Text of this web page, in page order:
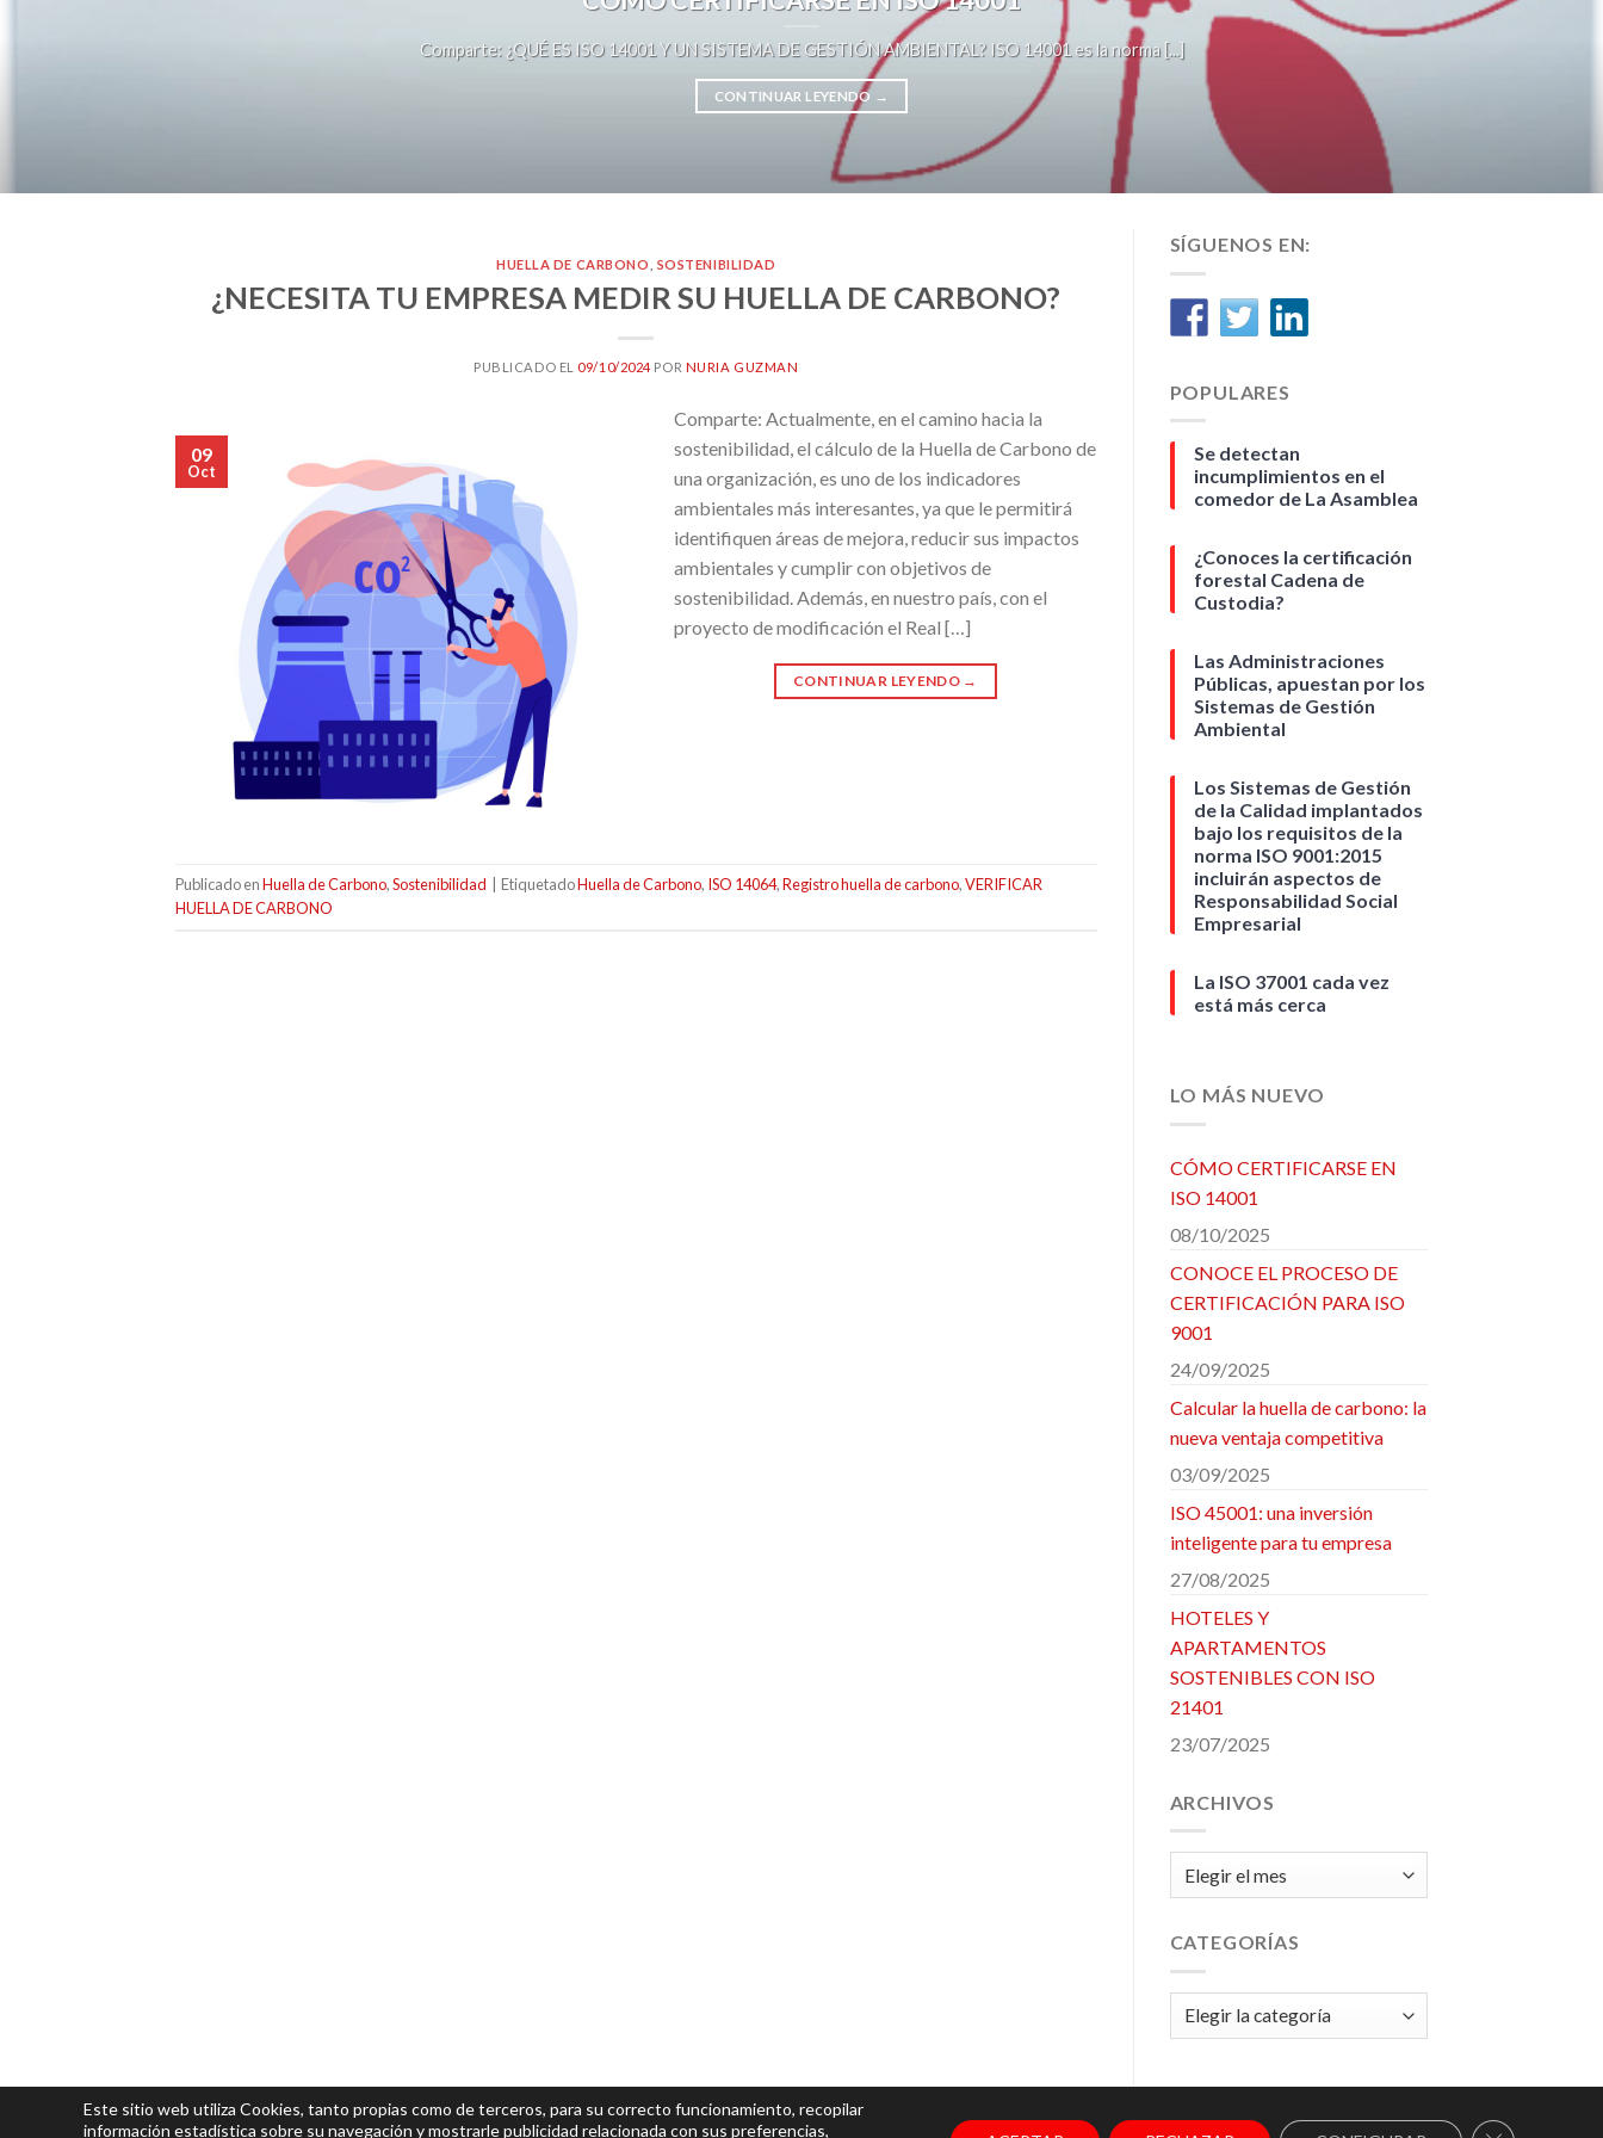
Comparte: ¿QUÉ ES ISO 14001 Y UN SISTEMA DE GESTIÓN AMBIENTAL? ISO 14001 es la norma [...]
CONTINUAR LEYENDO →
HUELLA DE CARBONO SOSTENIBILIDAD
¿NECESITA TU EMPRESA MEDIR SU HUELLA DE CARBONO?
PUBLICADO EL 09/10/2024POR NURIA GUZMAN
09
Oct
Comparte: Actualmente, en el camino hacia la
sostenibilidad, el cálculo de la Huella de Carbono de
una organización, es uno de los indicadores
ambientales más interesantes, ya que le permitirá
identifiquen áreas de mejora, reducir sus impactos
ambientales y cumplir con objetivos de
sostenibilidad. Además, en nuestro país, con el
proyecto de modificación el Real […]
CONTINUAR LEYENDO →
Publicado enHuella de Carbono,Sostenibilidad EtiquetadoHuella de Carbono, ISO 14064,Registro huella de carbono,VERIFICAR
HUELLA DE CARBONO
SÍGUENOS EN:
POPULARES
Se detectan
incumplimientos en el
comedor de La Asamblea
¿Conoces la certificación
forestal Cadena de
Custodia?
Las Administraciones
Públicas, apuestan por los
Sistemas de Gestión
Ambiental
Los Sistemas de Gestión
de la Calidad implantados
bajo los requisitos de la
norma ISO 9001:2015
incluirán aspectos de
Responsabilidad Social
Empresarial
La ISO 37001 cada vez
está más cerca
LO MÁS NUEVO
CÓMO CERTIFICARSE EN
ISO 14001
08/10/2025
CONOCE EL PROCESO DE
CERTIFICACIÓN PARA ISO
9001
24/09/2025
Calcular la huella de carbono: la
nueva ventaja competitiva
03/09/2025
ISO 45001: una inversión
inteligente para tu empresa
27/08/2025
HOTELES Y
APARTAMENTOS
SOSTENIBLES CON ISO
21401
23/07/2025
ARCHIVOS
CATEGORÍAS
Categorías
Este sitio web utiliza Cookies, tanto propias como de terceros, para su correcto funcionamiento, recopilar
información estadística sobre su navegación y mostrarle publicidad relacionada con sus preferencias,
CERRAR EL